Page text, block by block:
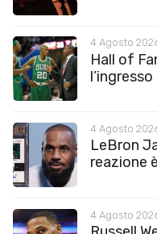
4 Agosto
Hall of
4 Agosto
LeBron
reazione
4 Agosto